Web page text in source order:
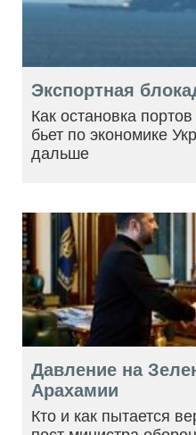
Экспортная
Как остановка
бьет по экономике
дальше
Давление на
Арахамии
Кто и как пытается